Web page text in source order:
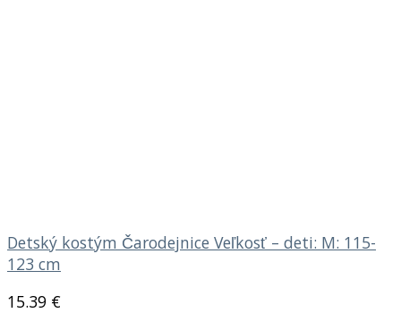
Detský kostým Čarodejnice Veľkosť – deti: M: 115-
123 cm
15.39 €